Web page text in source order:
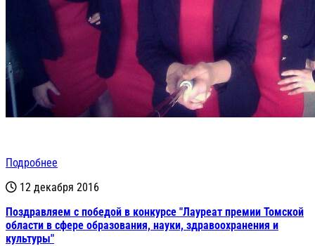
Подробнее
12 декабря 2016
Поздравляем с победой в конкурсе "Лауреат премии Томской
области в сфере образования, науки, здравоохранения и
культуры"